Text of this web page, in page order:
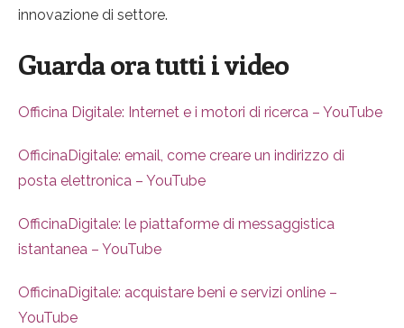
innovazione di settore.
Guarda ora tutti i video
Officina Digitale: Internet e i motori di ricerca – YouTube
OfficinaDigitale: email, come creare un indirizzo di
posta elettronica – YouTube
OfficinaDigitale: le piattaforme di messaggistica
istantanea – YouTube
OfficinaDigitale: acquistare beni e servizi online –
YouTube